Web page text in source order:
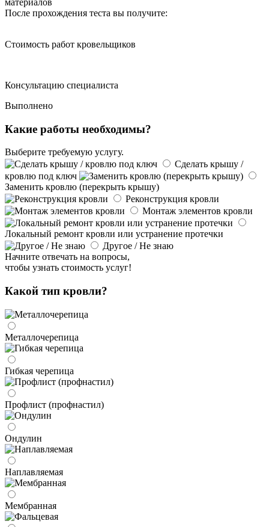
После прохождения теста вы получите:
Стоимость работ кровельщиков
Консультацию специалиста
Выполнено
Какие работы необходимы?
Выберите требуемую услугу.
Сделать крышу /
кровлю под ключ
Заменить кровлю (перекрыть крышу)
Реконструкция кровли
Монтаж элементов кровли
Локальный ремонт кровли или устранение протечки
Другое / Не знаю
Начните отвечать на вопросы,
чтобы узнать стоимость услуг!
Какой тип кровли?
Металло­черепица
Гибкая черепица
Профлист (профнастил)
Ондулин
Наплавляемая
Мембранная